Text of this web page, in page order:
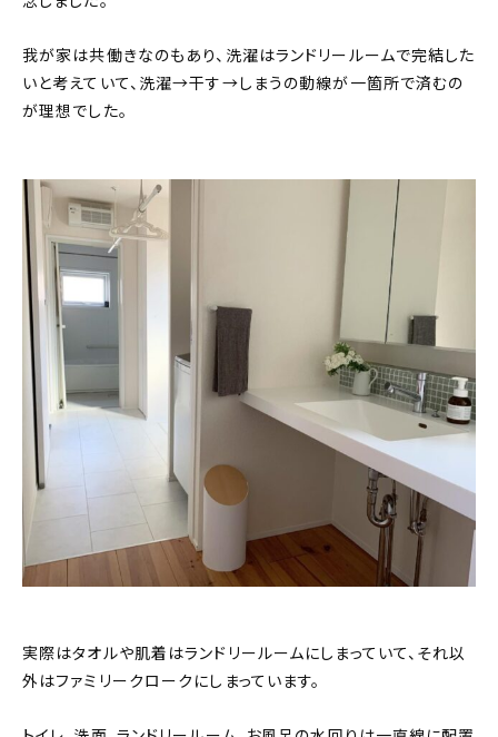
我が家は共働きなのもあり、洗濯はランドリールームで完結した
いと考えていて、洗濯→干す→しまうの動線が一箇所で済むの
が理想でした。
実際はタオルや肌着はランドリールームにしまっていて、それ以
外はファミリークロークにしまっています。